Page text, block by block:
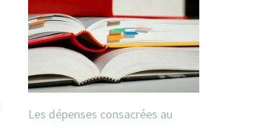
Les dépenses consacrées au